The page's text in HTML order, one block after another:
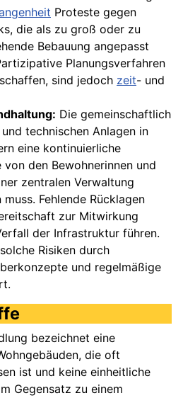
Proteste gegen
die als zu groß oder zu
Bebauung angepasst
Planungsverfahren
sind jedoch zeit- und
Die gemeinschaftlich
technischen Anlagen in
eine kontinuierliche
den Bewohnerinnen und
zentralen Verwaltung
Fehlende Rücklagen
zur Mitwirkung
der Infrastruktur führen.
Risiken durch
und regelmäßige
bezeichnet eine
die oft
ist und keine einheitliche
Gegensatz zu einem